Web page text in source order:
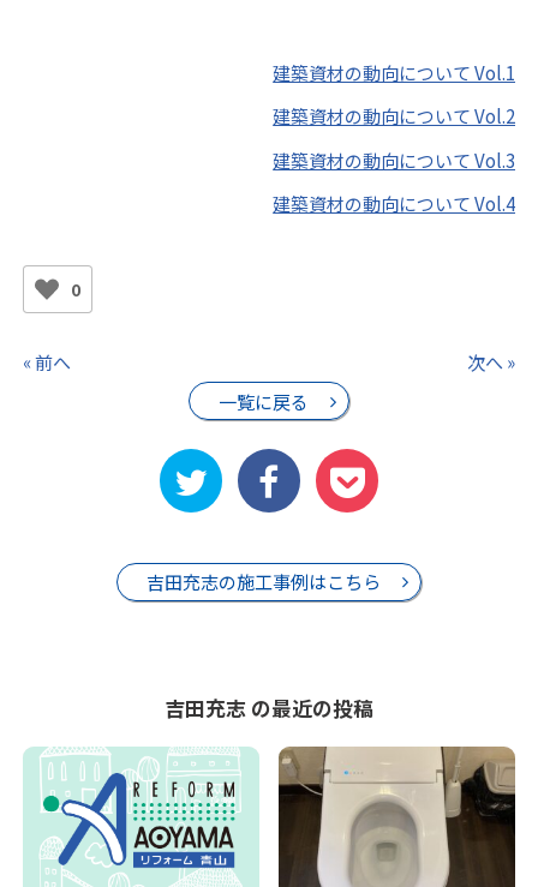
建築資材の動向について Vol.1
建築資材の動向について Vol.2
建築資材の動向について Vol.3
建築資材の動向について Vol.4
0
« 前へ
一覧に戻る
次へ »
吉田充志の施工事例はこちら
吉田充志 の最近の投稿